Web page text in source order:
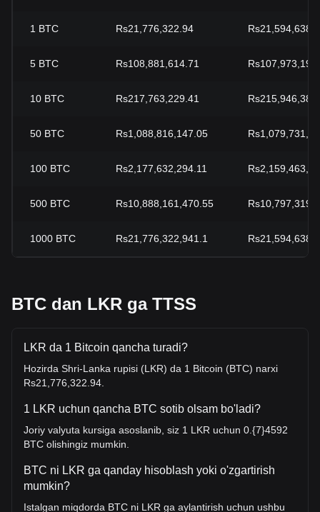
1 BTC Rs21,776,322.94
5 BTC Rs108,881,614.71
10 BTC Rs217,763,229.41
50 BTC Rs1,088,816,147.05
100 BTC Rs2,177,632,294.11
500 BTC Rs10,888,161,470.55
1000 BTC Rs21,776,322,941.1
BTC dan LKR ga TTSS
LKR da 1 Bitcoin qancha turadi?
Hozirda Shri-Lanka rupisi (LKR) da 1 Bitcoin (BTC) narxi
Rs21,776,322.94.
1 LKR uchun qancha BTC sotib olsam bo'ladi?
Joriy valyuta kursiga asoslanib, siz 1 LKR uchun 0.{7}4592
BTC olishingiz mumkin.
BTC ni LKR ga qanday hisoblash yoki o'zgartirish
mumkin?
Istalgan miqdorda BTC ni LKR ga aylantirish uchun ushbu